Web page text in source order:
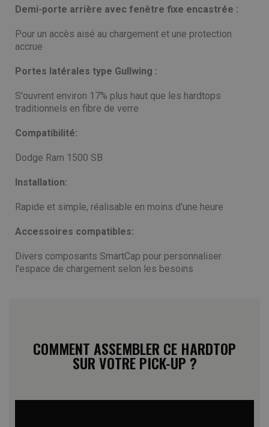
Demi-porte arrière avec fenêtre fixe encastrée :
Pour un accès aisé au chargement et une protection
accrue
Portes latérales type Gullwing :
S'ouvrent environ 17% plus haut que les hardtops
traditionnels en fibre de verre
Compatibilité:
Dodge Ram 1500 SB
Installation:
Rapide et simple, réalisable en moins d'une heure
Accessoires compatibles:
Divers composants SmartCap pour personnaliser
l'espace de chargement selon les besoins
COMMENT ASSEMBLER CE HARDTOP
SUR VOTRE PICK-UP ?